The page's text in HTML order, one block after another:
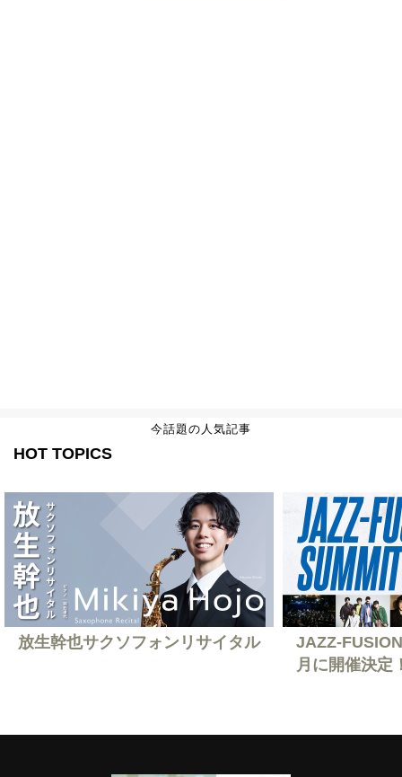
今話題の人気記事
HOT TOPICS
放生幹也サクソフォンリサイタル
JAZZ-
月に開催決定